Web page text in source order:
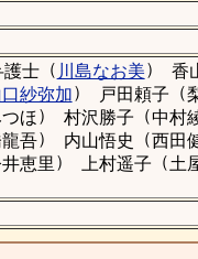
護士（ 川島なお美） 香
紗弥加） 戸田頼子 （
ほ） 村沢勝子 （中村
吾） 内山悟史 （西田
恵里 ） 上村遥子 （土